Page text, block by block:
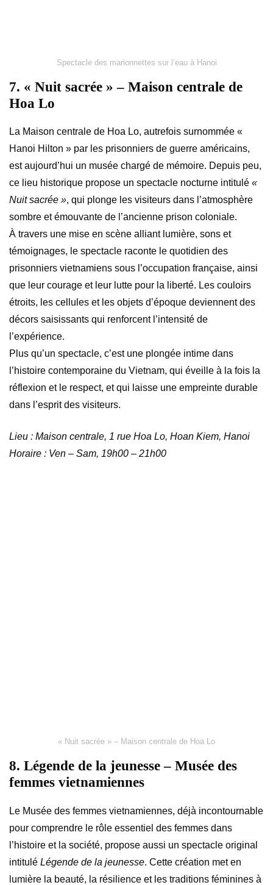
Spectacle des marionnettes sur l’eau à Hanoi
7. « Nuit sacrée » – Maison centrale de
Hoa Lo
La Maison centrale de Hoa Lo, autrefois surnommée «
Hanoi Hilton » par les prisonniers de guerre américains,
est aujourd’hui un musée chargé de mémoire. Depuis peu,
ce lieu historique propose un spectacle nocturne intitulé «
Nuit sacrée », qui plonge les visiteurs dans l’atmosphère
sombre et émouvante de l’ancienne prison coloniale.
À travers une mise en scène alliant lumière, sons et
témoignages, le spectacle raconte le quotidien des
prisonniers vietnamiens sous l’occupation française, ainsi
que leur courage et leur lutte pour la liberté. Les couloirs
étroits, les cellules et les objets d’époque deviennent des
décors saisissants qui renforcent l’intensité de
l’expérience.
Plus qu’un spectacle, c’est une plongée intime dans
l’histoire contemporaine du Vietnam, qui éveille à la fois la
réflexion et le respect, et qui laisse une empreinte durable
dans l’esprit des visiteurs.
Lieu : Maison centrale, 1 rue Hoa Lo, Hoan Kiem, Hanoi
Horaire : Ven – Sam, 19h00 – 21h00
« Nuit sacrée » – Maison centrale de Hoa Lo
8. Légende de la jeunesse – Musée des
femmes vietnamiennes
Le Musée des femmes vietnamiennes, déjà incontournable
pour comprendre le rôle essentiel des femmes dans
l’histoire et la société, propose aussi un spectacle original
intitulé Légende de la jeunesse. Cette création met en
lumière la beauté, la résilience et les traditions féminines à